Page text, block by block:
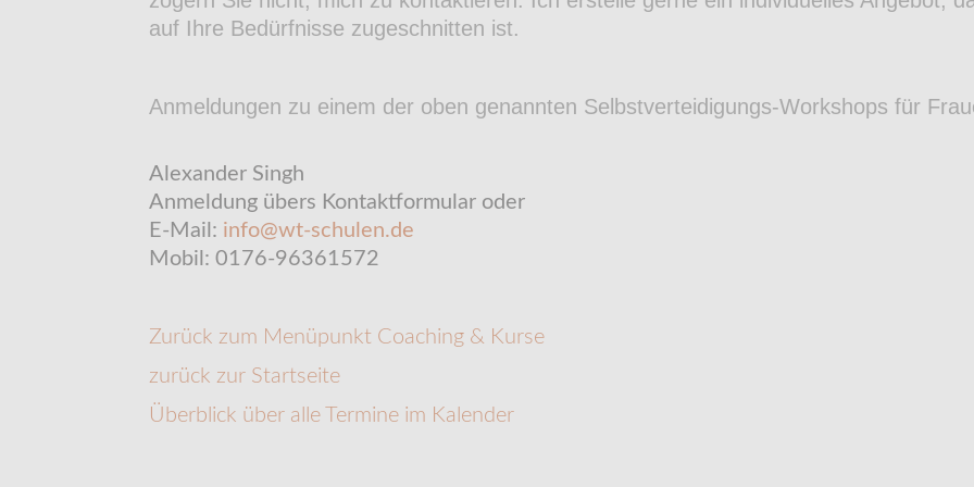
auf Ihre Bedürfnisse zugeschnitten ist.
Anmeldungen zu einem der oben genannten Selbstverteidigungs-Workshops für
Alexander Singh
Anmeldung übers Kontaktformular oder
E-Mail: info@wt-schulen.de
Mobil: 0176-96361572
Zurück zum Menüpunkt Coaching & Kurse
zurück zur Startseite
Überblick über alle Termine im Kalender